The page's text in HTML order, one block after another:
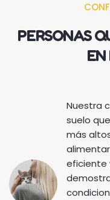
PERSONAS
EN
Nuestra
suelo
más
eficiente